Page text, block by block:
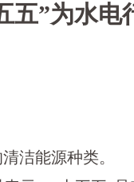
五”为水电
洁能源种类。